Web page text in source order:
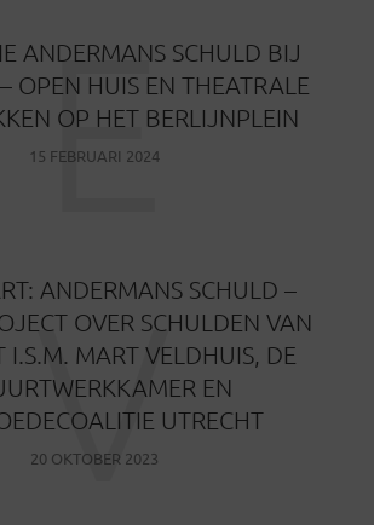
ANDERMANS SCHULD BIJ
OPEN HUIS EN THEATRALE
OP HET BERLIJNPLEIN
15 FEBRUARI 2024
E
ANDERMANS SCHULD –
OVER SCHULDEN VAN
I.S.M. MART VELDHUIS, DE
EN
UTRECHT
20 OKTOBER 2023
V